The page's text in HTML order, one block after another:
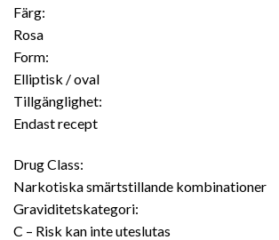
Färg:
Rosa
Form:
Elliptisk / oval
Tillgänglighet:
Endast recept
Drug Class:
Narkotiska smärtstillande kombinationer
Graviditetskategori:
C – Risk kan inte uteslutas